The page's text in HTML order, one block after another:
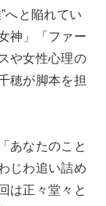
へと陥れてい
神」「ファー
や女性心理の
穂が脚本を担
あなたのこと
じわ追い詰め
は正々堂々と